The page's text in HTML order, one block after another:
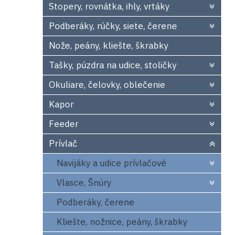
Stopery, rovnátka, ihly, vrtáky
Podberáky, rúčky, siete, čerene
Nože, peány, kliešte, škrabky
Tašky, púzdra na udice, stoličky
Okuliare, čelovky, oblečenie
Kapor
Feeder
Prívlač
Navijáky a udice prívlačové
Vlasce, Šnúry
Podberáky, čerene
Kliešte, nožnice, peány, škrabky